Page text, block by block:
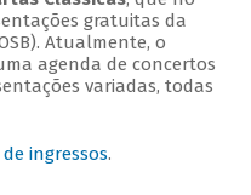
gratuitas da
Atualmente, o
agenda de concertos
variadas, todas
ingressos.